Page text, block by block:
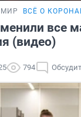
ВСЁ О
все
(видео)
794